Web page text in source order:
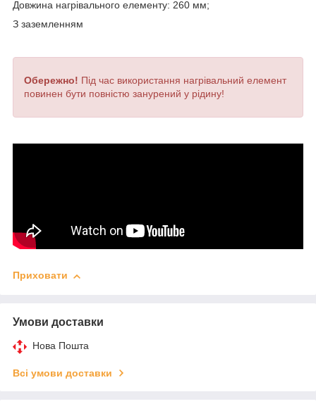
Довжина нагрівального елементу: 260 мм;
З заземленням
Обережно! Під час використання нагрівальний елемент
повинен бути повністю занурений у рідину!
Приховати
Умови доставки
Нова Пошта
Всі умови доставки